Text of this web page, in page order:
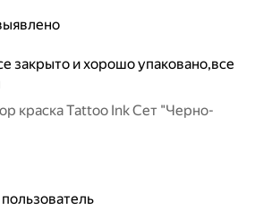
закрыто и хорошо упаковано,все
краска Tattoo Ink Сет "Черно-